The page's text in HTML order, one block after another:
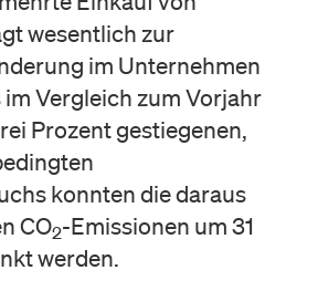
wesentlich zur
im Unternehmen
im Vergleich zum Vorjahr
Prozent gestiegenen,
konnten die daraus
CO2-Emissionen um 31
werden.